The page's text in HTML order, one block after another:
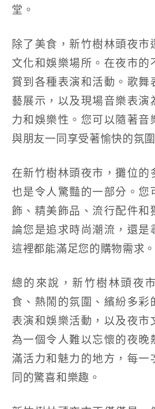
堂。
除了美食，新竹樹林頭夜市
文化和娛樂場所。在夜市的
賞到各種表演和活動。歌舞
藝展示，以及現場音樂表演
力和娛樂性。您可以隨著音
與朋友一同享受著愉快的氛圍
在新竹樹林頭夜市，攤位的
也是令人驚豔的一部分。您
飾、精美飾品、流行配件和
論您是追求時尚潮流，還是
這裡都能滿足您的購物需求。
總的來說，新竹樹林頭夜
食、熱鬧的氛圍、繽紛多彩
表演和娛樂活動，以及夜市
為一個令人難以忘懷的夜晚
滿活力和魅力的地方，每一
同的驚喜和樂趣。